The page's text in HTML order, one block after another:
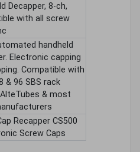
Decapper, 8-ch,
with all screw
handheld
Electronic capping
Compatible with
& 96 SBS rack
& most
Recapper CS500
Screw Caps